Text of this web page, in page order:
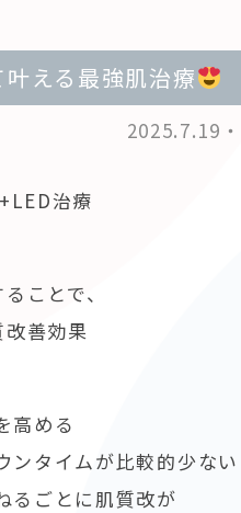
える最強肌治療
2025.7.19・
治療
ことで、
善効果
高める
ンタイムが比較的少ない
るごとに肌質改が